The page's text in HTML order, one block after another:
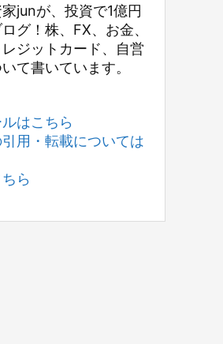
junが、投資で1億円
グ！株、FX、お金、
ジットカード、自営
て書いています。
はこちら
用・転載については
ら